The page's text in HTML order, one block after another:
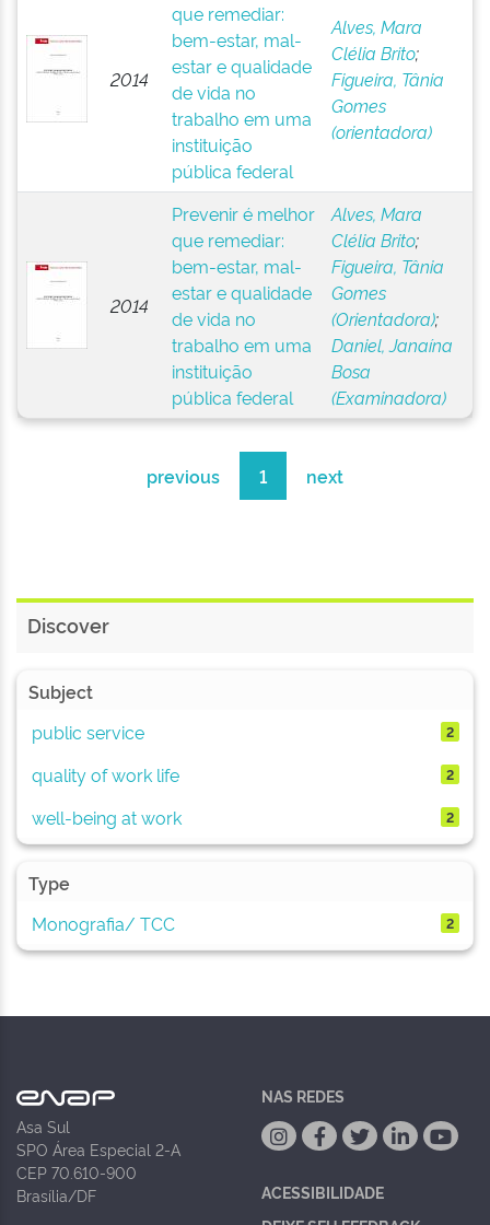
2014
que remediar:
bem-estar, mal-
estar e qualidade
de vida no
trabalho em uma
instituição
pública federal
Alves, Mara
Clélia Brito;
Figueira, Tânia
Gomes
(orientadora)
2014
Prevenir é melhor
que remediar:
bem-estar, mal-
estar e qualidade
de vida no
trabalho em uma
instituição
pública federal
Alves, Mara
Clélia Brito;
Figueira, Tânia
Gomes
(Orientadora);
Daniel, Janaína
Bosa
(Examinadora)
previous 1 next
Discover
Subject
public service
2
quality of work life 2
well-being at work 2
Type
Monografia/ TCC
2
Asa Sul
SPO Área Especial 2-A
CEP 70.610-900
Brasília/DF
NAS REDES
ACESSIBILIDADE